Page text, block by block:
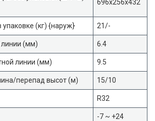
696x256x432
упаковке (кг) {наруж} 21/-
(мм) 6.4
линии (мм) 9.5
перепад высот (м) 15/10
R32
-7 ~ +24